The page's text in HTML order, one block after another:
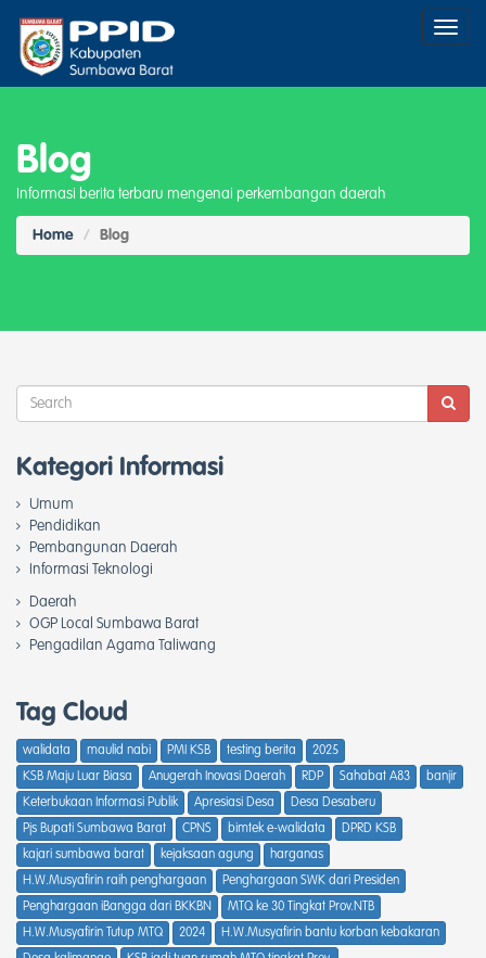
Toggle
Blog
Informasi berita terbaru mengenai perkembangan daerah
Home Blog
Kategori Informasi
Umum
Pendidikan
Pembangunan Daerah
Informasi Teknologi
Daerah
OGP Local Sumbawa Barat
Pengadilan Agama Taliwang
Tag Cloud
walidata maulid nabi PMI KSB testing berita
2025
KSB Maju Luar Biasa
Anugerah Inovasi Daerah RDP Sahabat A83
banjir
Keterbukaan Informasi Publik
Apresiasi Desa
Desa Desaberu
Pjs Bupati Sumbawa Barat
CPNS bimtek e-walidata
DPRD KSB
kajari sumbawa barat
kejaksaan agung
harganas
H.W.Musyafirin raih penghargaan
Penghargaan SWK dari Presiden
Penghargaan iBangga dari BKKBN
MTQ ke 30 Tingkat Prov.NTB
H.W.Musyafirin Tutup MTQ
2024
H.W.Musyafirin bantu korban kebakaran